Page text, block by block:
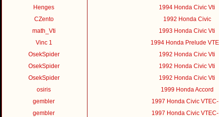
Henges
1994 Honda Civic Vti
CZento
1992 Honda Civic
math_Vti
1993 Honda Civic Vti
Vinc 1
1994 Honda Prelude
OsekSpider
1992 Honda Civic Vti
OsekSpider
1992 Honda Civic Vti
OsekSpider
1992 Honda Civic Vti
osiris
1999 Honda Accord
gembler
1997 Honda Civic
gembler
1997 Honda Civic